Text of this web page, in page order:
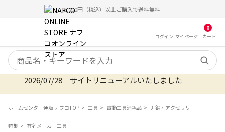
5,000円（税込）以上ご購入で送料無料
ログイン マイ ページ
0
カート
検索キーワード
2026/07/28 サイトリニューアルいたしました
ホームセンター通販 ナフコTOP 工具 電動工具消耗品 丸鋸・アクセサリー
特集 有名メーカー工具